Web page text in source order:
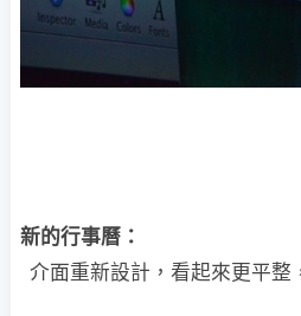
新的行事曆：
介面重新設計，看起來更平整